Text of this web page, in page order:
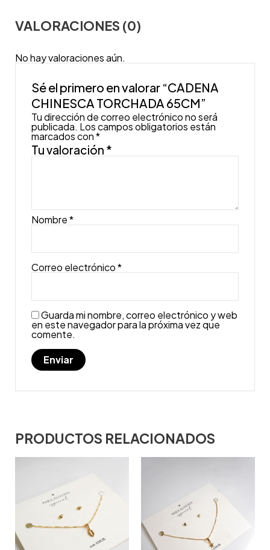
VALORACIONES (0)
No hay valoraciones aún.
Sé el primero en valorar “CADENA
CHINESCA TORCHADA 65CM”
Tu dirección de correo electrónico no será
publicada. Los campos obligatorios están
marcados con*
Tu valoración *
Nombre*
Correo electrónico*
Guarda mi nombre, correo electrónico y web
en este navegador para la próxima vez que
comente.
PRODUCTOS RELACIONADOS